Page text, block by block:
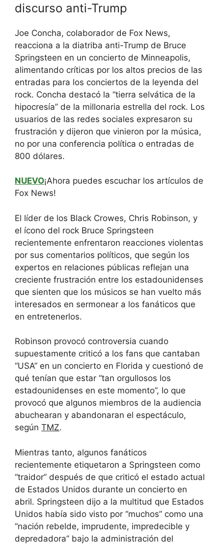
discurso anti-Trump
Joe Concha, colaborador de Fox News,
reacciona a la diatriba anti-Trump de Bruce
Springsteen en un concierto de Minneapolis,
alimentando críticas por los altos precios de las
entradas para los conciertos de la leyenda del
rock. Concha destacó la “tierra selvática de la
hipocresía” de la millonaria estrella del rock. Los
usuarios de las redes sociales expresaron su
frustración y dijeron que vinieron por la música,
no por una conferencia política o entradas de
800 dólares.
NUEVO¡Ahora puedes escuchar los artículos de
Fox News!
El líder de los Black Crowes, Chris Robinson, y
el ícono del rock Bruce Springsteen
recientemente enfrentaron reacciones violentas
por sus comentarios políticos, que según los
expertos en relaciones públicas reflejan una
creciente frustración entre los estadounidenses
que sienten que los músicos se han vuelto más
interesados ​​en sermonear a los fanáticos que
en entretenerlos.
Robinson provocó controversia cuando
supuestamente criticó a los fans que cantaban
“USA” en un concierto en Florida y cuestionó de
qué tenían que estar “tan orgullosos los
estadounidenses en este momento”, lo que
provocó que algunos miembros de la audiencia
abuchearan y abandonaran el espectáculo,
según TMZ.
Mientras tanto, algunos fanáticos
recientemente etiquetaron a Springsteen como
“traidor” después de que criticó el estado actual
de Estados Unidos durante un concierto en
abril. Springsteen dijo a la multitud que Estados
Unidos había sido visto por “muchos” como una
“nación rebelde, imprudente, impredecible y
depredadora” bajo la administración del